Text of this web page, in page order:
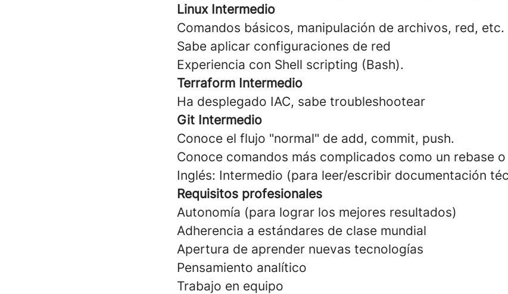
Linux Intermedio
Comandos básicos, manipulación de archivos, red, etc.
Sabe aplicar configuraciones de red
Experiencia con Shell scripting (Bash).
Terraform Intermedio
Ha desplegado IAC, sabe troubleshootear
Git Intermedio
Conoce el flujo "normal" de add, commit, push.
Conoce comandos más complicados como un rebase
Inglés: Intermedio (para leer/escribir documentación
Requisitos profesionales
Autonomía (para lograr los mejores resultados)
Adherencia a estándares de clase mundial
Apertura de aprender nuevas tecnologías
Pensamiento analítico
Trabajo en equipo